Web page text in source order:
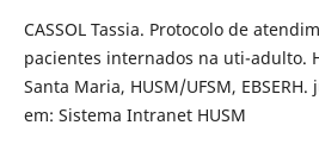
CASSOL Tassia. Protocolo de
pacientes internados na uti-adulto.
Santa Maria, HUSM/UFSM,
em: Sistema Intranet HUSM